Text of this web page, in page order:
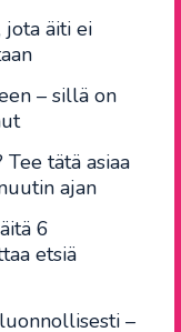
jota äiti ei
– sillä on
tätä asiaa
ajan
6
etsiä
–